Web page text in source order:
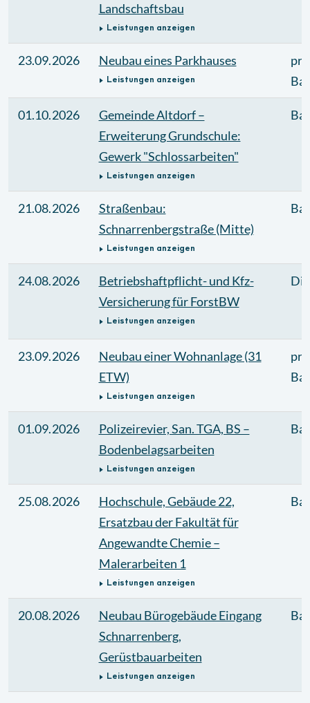
Landschaftsbau
Leistungen anzeigen
23.09.2026 Neubau eines Parkhauses
Leistungen anzeigen
01.10.2026
Gemeinde Altdorf –
Erweiterung Grundschule:
Gewerk "Schlossarbeiten"
Leistungen anzeigen
21.08.2026
Straßenbau:
Schnarrenbergstraße (Mitte)
Leistungen anzeigen
24.08.2026
Betriebshaftpflicht- und Kfz-
Versicherung für ForstBW
Leistungen anzeigen
23.09.2026
Neubau einer Wohnanlage (31
ETW)
Leistungen anzeigen
01.09.2026
Polizeirevier, San. TGA, BS –
Bodenbelagsarbeiten
Leistungen anzeigen
25.08.2026
Hochschule, Gebäude 22,
Ersatzbau der Fakultät für
Angewandte Chemie –
Malerarbeiten 1
Leistungen anzeigen
20.08.2026
Neubau Bürogebäude Eingang
Schnarrenberg,
Gerüstbauarbeiten
Leistungen anzeigen